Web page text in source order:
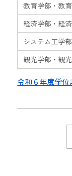
教育学部・教
経済学部・経
システム工学
観光学部・観
令和６年度学位